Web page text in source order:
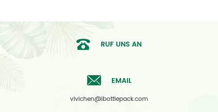
RUF UNS AN
EMAIL
vivichen@ibottlepack.com